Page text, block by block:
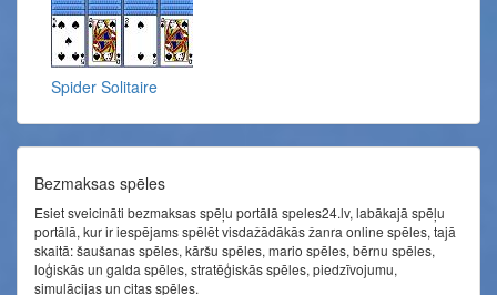
Spider Solitaire
Bezmaksas spēles
Esiet sveicināti bezmaksas spēļu portālā speles24.lv, labākajā spēļu
portālā, kur ir iespējams spēlēt visdažādākās žanra online spēles, tajā
skaitā: šaušanas spēles, kāršu spēles, mario spēles, bērnu spēles,
loģiskās un galda spēles, stratēģiskās spēles, piedzīvojumu,
simulācijas un citas spēles.